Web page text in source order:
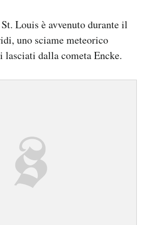
Louis è avvenuto durante il
uno sciame meteorico
dalla cometa Encke.